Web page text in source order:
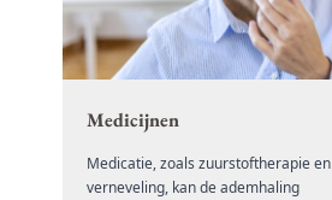
Medicijnen
Medicatie, zoals zuurstoftherapie en
verneveling, kan de ademhaling